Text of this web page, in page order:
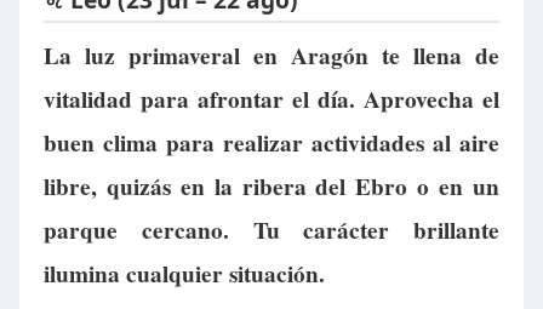
La luz primaveral en Aragón te llena de
vitalidad para afrontar el día. Aprovecha el
buen clima para realizar actividades al aire
libre, quizás en la ribera del Ebro o en un
parque cercano. Tu carácter brillante
ilumina cualquier situación.